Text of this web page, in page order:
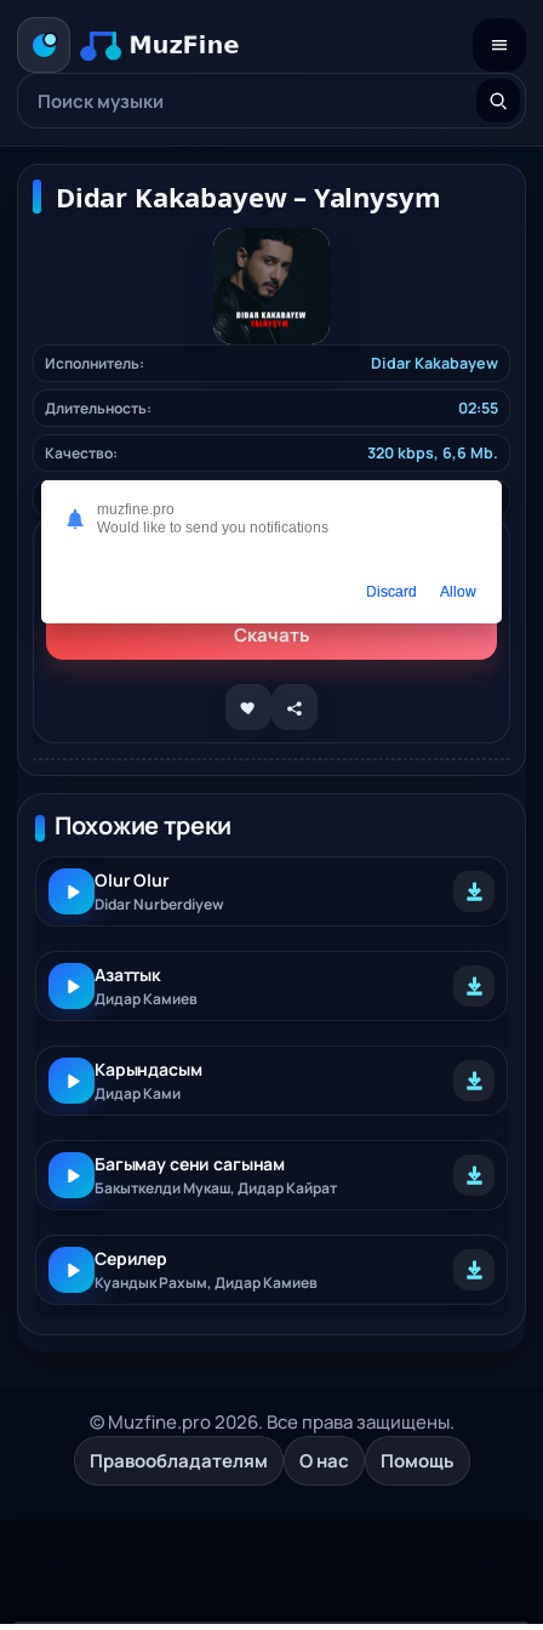
Didar Kakabayew – Yalnysym
Исполнитель: Didar Kakabayew
Длительность: 02:55
Качество: 320 kbps, 6,6 Mb.
Скачать
Похожие треки
Olur Olur
Didar Nurberdiyew
Азаттык
Дидар Камиев
Карындасым
Дидар Ками
Багымау сени сагынам
Бакыткелди Мукаш, Дидар Кайрат
Серилер
Куандык Рахым, Дидар Камиев
© Muzfine.pro 2026. Все права защищены.
Правообладателям
О нас Помощь
muzfine.pro
Would like to send you notifications
Discard Allow